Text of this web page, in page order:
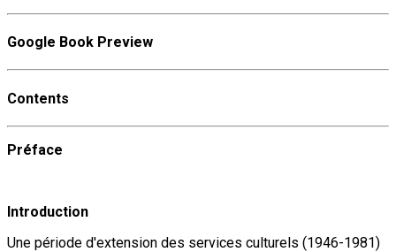
Google Book Preview
Contents
Préface
Introduction
Une période d'extension des services culturels (1946-1981)